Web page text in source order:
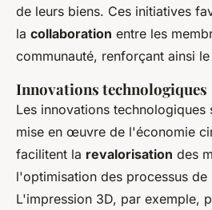
de leurs biens. Ces initiatives
la collaboration entre les
communauté, renforçant ainsi
Innovations technologiques
Les innovations technologiques
mise en œuvre de l'économie
facilitent la revalorisation des
l'optimisation des processus
L'impression 3D, par exemple,